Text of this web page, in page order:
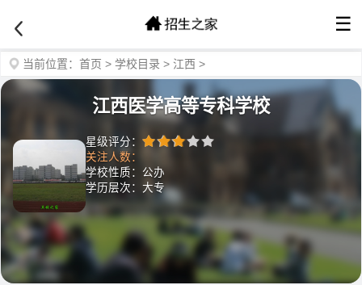
☰
当前位置： 首页 > 学校目录 > 江西 >
江西医学高等专科学校
星级评分：
关注人数：
学校性质：公办
学历层次：大专